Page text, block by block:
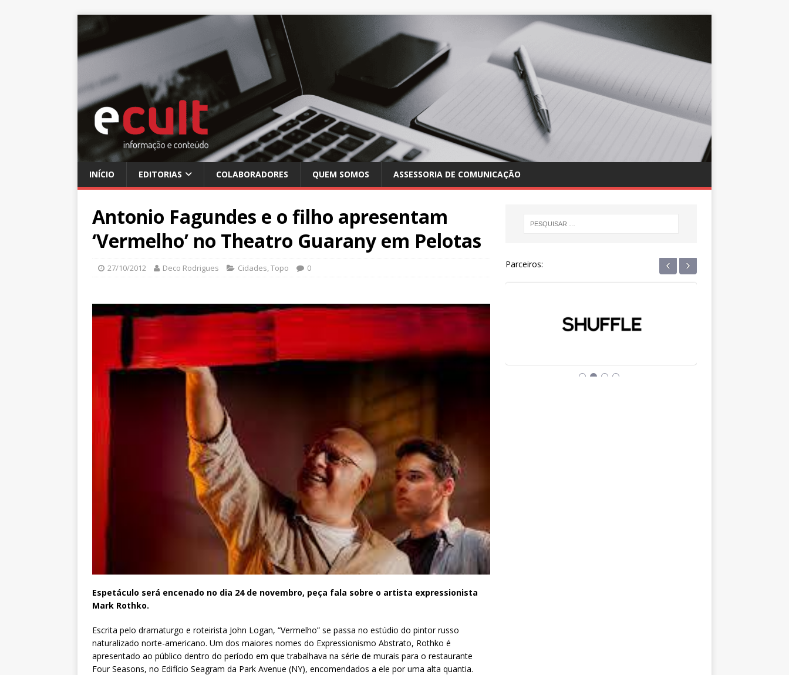
INÍCIO EDITORIAS COLABORADORES QUEM SOMOS ASSESSORIA DE COMUNICAÇÃO
Antonio Fagundes e o filho apresentam
‘Vermelho’ no Theatro Guarany em Pelotas
27/10/2012 Deco Rodrigues Cidades Topo 0
Espetáculo será encenado no dia 24 de novembro, peça fala sobre o artista expressionista
Mark Rothko.
Escrita pelo dramaturgo e roteirista John Logan, “Vermelho” se passa no estúdio do pintor russo
naturalizado norte-americano. Um dos maiores nomes do Expressionismo Abstrato, Rothko é
apresentado ao público dentro do período em que trabalhava na série de murais para o restaurante
Four Seasons, no Edifício Seagram da Park Avenue (NY), encomendados a ele por uma alta quantia.
Parceiros: ‹ ›